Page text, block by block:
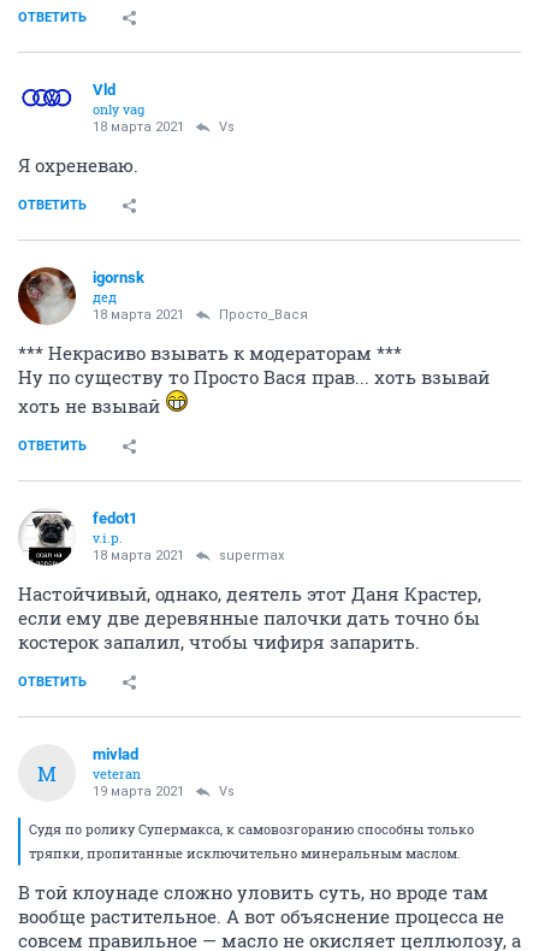
ОТВЕТИТЬ
Vld
only vag
18 марта 2021 Vs
Я охреневаю.
ОТВЕТИТЬ
igornsk
дед
18 марта 2021 Просто_Вася
*** Некрасиво взывать к модераторам ***
Ну по существу то Просто Вася прав... хоть взывай
хоть не взывай
ОТВЕТИТЬ
fedot1
v.i.p.
18 марта 2021 supermax
Настойчивый, однако, деятель этот Даня Крастер,
если ему две деревянные палочки дать точно бы
костерок запалил, чтобы чифиря запарить.
ОТВЕТИТЬ
M
mivlad
veteran
19 марта 2021 Vs
Судя по ролику Супермакса, к самовозгоранию способны только
тряпки, пропитанные исключительно минеральным маслом.
В той клоунаде сложно уловить суть, но вроде там
вообще растительное. А вот объяснение процесса не
совсем правильное — масло не окисляет целлюлозу, а